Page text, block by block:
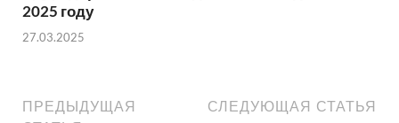
2025 году
27.03.2025
ПРЕДЫДУЩАЯ
СЛЕДУЮЩАЯ СТАТЬЯ